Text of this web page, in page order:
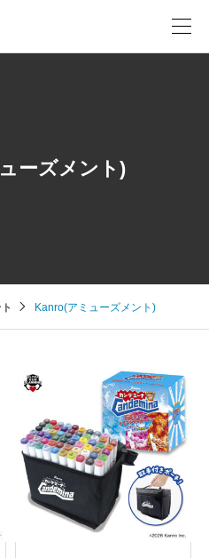
ーズメント)
Kanro(アミューズメント)